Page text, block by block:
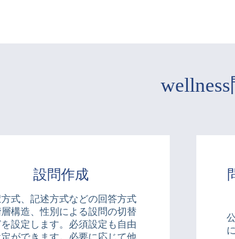
設問作成
式、記述方式などの回答方式
構造、性別による設問の切替
設定します。必須設定も自由
ができます。必要に応じて他